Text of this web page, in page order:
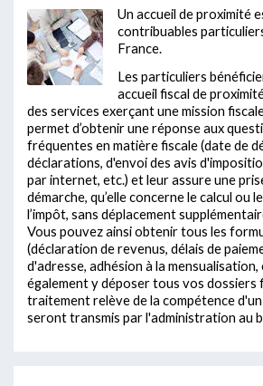
Un accueil de proximité
contribuables
France.
Les particuliers
accueil fiscal de
des services exerçant une mission
permet d’obtenir une réponse aux
fréquentes en matière fiscale (date de
déclarations, d'envoi des avis
par internet, etc.) et leur assure une
démarche, qu’elle concerne le calcul ou
l’impôt, sans déplacement
Vous pouvez ainsi obtenir tous les
(déclaration de revenus, délais de
d'adresse, adhésion à la
également y déposer tous vos dossiers
traitement relève de la compétence
seront transmis par l'administration au